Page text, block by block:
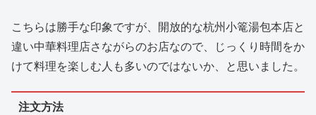
こちらは勝手な印象ですが、開放的な杭州小篭湯包本店と
違い中華料理店さながらのお店なので、じっくり時間をか
けて料理を楽しむ人も多いのではないか、と思いました。
注文方法